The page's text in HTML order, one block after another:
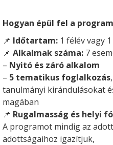
Hogyan épül fel a
📌 Időtartam: 1 félév vagy
📌 Alkalmak száma: 7
– Nyitó és záró alkalom
– 5 tematikus foglalkozás
tanulmányi kirándulásokat
magában
📌 Rugalmasság és helyi
A programot mindig az
adottságaihoz igazítjuk,